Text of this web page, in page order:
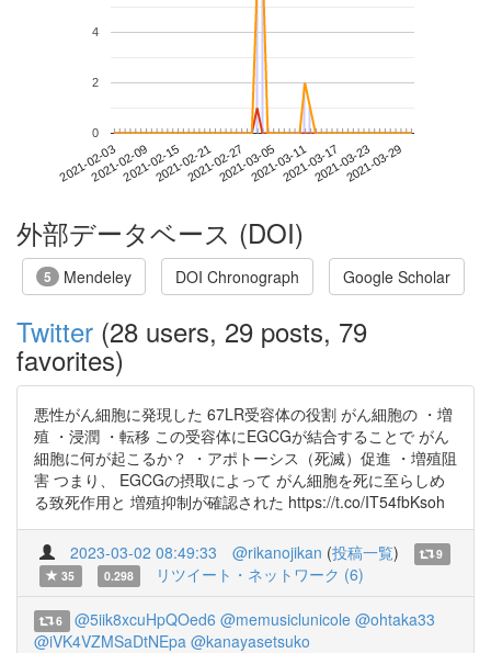
2021-02-032021-02-092021-02-152021-02-212021-02-272021-03-052021-03-112021-03-172021-03-232021-03-29
0
2
4
外部データベース (DOI)
5 Mendeley DOI Chronograph Google Scholar
Twitter (28 users, 29 posts, 79
favorites)
悪性がん細胞に発現した 67LR受容体の役割 がん細胞の ・増
殖 ・浸潤 ・転移 この受容体にEGCGが結合することで がん
細胞に何が起こるか？ ・アポトーシス（死滅）促進 ・増殖阻
害 つまり、 EGCGの摂取によって がん細胞を死に至らしめ
る致死作用と 増殖抑制が確認された https://t.co/IT54fbKsoh
2023-03-02 08:49:33 @rikanojikan (投稿一覧)
9
35
0.298 リツイート・ネットワーク (6)
6 @5iik8xcuHpQOed6 @memusiclunicole @ohtaka33
@iVK4VZMSaDtNEpa @kanayasetsuko